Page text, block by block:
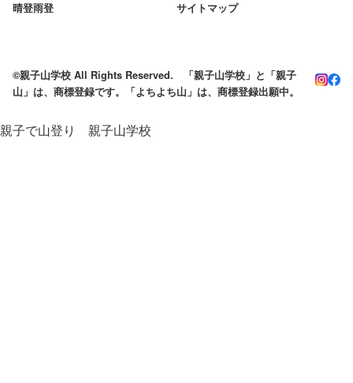
晴登雨登 サイトマップ
©親子山学校 All Rights Reserved. 「親子山学校」と「親子
山」は、商標登録です。「よちよち山」は、商標登録出願中。
親子で山登り 親子山学校